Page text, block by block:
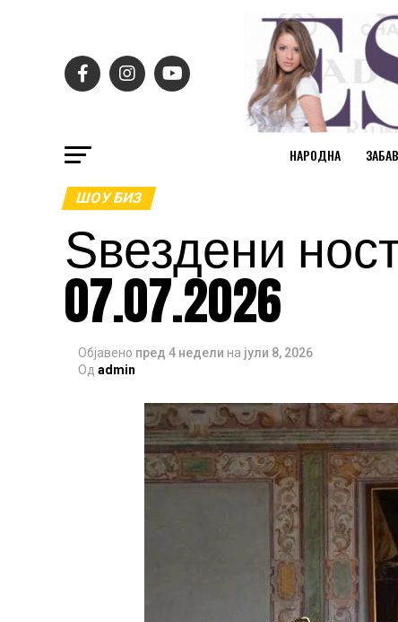
НАРОДНА
ШОУ БИЗ
Ѕвездени
07.07.2026
Објавено пред 4 недели на јули 8, 2026
Од admin